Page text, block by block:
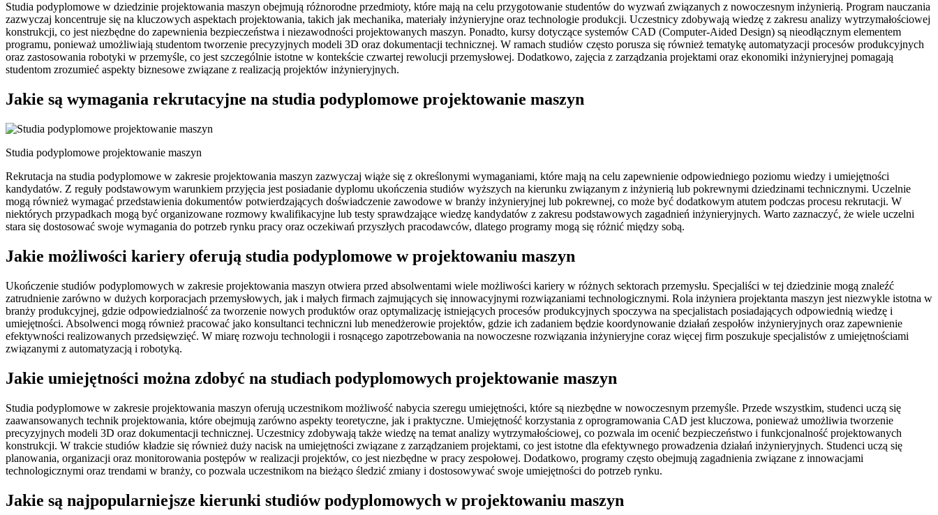
Studia podyplomowe w dziedzinie projektowania maszyn obejmują różnorodne przedmioty, które mają na celu przygotowanie studentów do wyzwań związanych z nowoczesnym inżynierią. Program nauczania
zazwyczaj koncentruje się na kluczowych aspektach projektowania, takich jak mechanika, materiały inżynieryjne oraz technologie produkcji. Uczestnicy zdobywają wiedzę z zakresu analizy wytrzymałościowej
konstrukcji, co jest niezbędne do zapewnienia bezpieczeństwa i niezawodności projektowanych maszyn. Ponadto, kursy dotyczące systemów CAD (Computer-Aided Design) są nieodłącznym elementem
programu, ponieważ umożliwiają studentom tworzenie precyzyjnych modeli 3D oraz dokumentacji technicznej. W ramach studiów często porusza się również tematykę automatyzacji procesów produkcyjnych
oraz zastosowania robotyki w przemyśle, co jest szczególnie istotne w kontekście czwartej rewolucji przemysłowej. Dodatkowo, zajęcia z zarządzania projektami oraz ekonomiki inżynieryjnej pomagają
studentom zrozumieć aspekty biznesowe związane z realizacją projektów inżynieryjnych.
Jakie są wymagania rekrutacyjne na studia podyplomowe projektowanie maszyn
Studia podyplomowe projektowanie maszyn
Rekrutacja na studia podyplomowe w zakresie projektowania maszyn zazwyczaj wiąże się z określonymi wymaganiami, które mają na celu zapewnienie odpowiedniego poziomu wiedzy i umiejętności
kandydatów. Z reguły podstawowym warunkiem przyjęcia jest posiadanie dyplomu ukończenia studiów wyższych na kierunku związanym z inżynierią lub pokrewnymi dziedzinami technicznymi. Uczelnie
mogą również wymagać przedstawienia dokumentów potwierdzających doświadczenie zawodowe w branży inżynieryjnej lub pokrewnej, co może być dodatkowym atutem podczas procesu rekrutacji. W
niektórych przypadkach mogą być organizowane rozmowy kwalifikacyjne lub testy sprawdzające wiedzę kandydatów z zakresu podstawowych zagadnień inżynieryjnych. Warto zaznaczyć, że wiele uczelni
stara się dostosować swoje wymagania do potrzeb rynku pracy oraz oczekiwań przyszłych pracodawców, dlatego programy mogą się różnić między sobą.
Jakie możliwości kariery oferują studia podyplomowe w projektowaniu maszyn
Ukończenie studiów podyplomowych w zakresie projektowania maszyn otwiera przed absolwentami wiele możliwości kariery w różnych sektorach przemysłu. Specjaliści w tej dziedzinie mogą znaleźć
zatrudnienie zarówno w dużych korporacjach przemysłowych, jak i małych firmach zajmujących się innowacyjnymi rozwiązaniami technologicznymi. Rola inżyniera projektanta maszyn jest niezwykle istotna w
branży produkcyjnej, gdzie odpowiedzialność za tworzenie nowych produktów oraz optymalizację istniejących procesów produkcyjnych spoczywa na specjalistach posiadających odpowiednią wiedzę i
umiejętności. Absolwenci mogą również pracować jako konsultanci techniczni lub menedżerowie projektów, gdzie ich zadaniem będzie koordynowanie działań zespołów inżynieryjnych oraz zapewnienie
efektywności realizowanych przedsięwzięć. W miarę rozwoju technologii i rosnącego zapotrzebowania na nowoczesne rozwiązania inżynieryjne coraz więcej firm poszukuje specjalistów z umiejętnościami
związanymi z automatyzacją i robotyką.
Jakie umiejętności można zdobyć na studiach podyplomowych projektowanie maszyn
Studia podyplomowe w zakresie projektowania maszyn oferują uczestnikom możliwość nabycia szeregu umiejętności, które są niezbędne w nowoczesnym przemyśle. Przede wszystkim, studenci uczą się
zaawansowanych technik projektowania, które obejmują zarówno aspekty teoretyczne, jak i praktyczne. Umiejętność korzystania z oprogramowania CAD jest kluczowa, ponieważ umożliwia tworzenie
precyzyjnych modeli 3D oraz dokumentacji technicznej. Uczestnicy zdobywają także wiedzę na temat analizy wytrzymałościowej, co pozwala im ocenić bezpieczeństwo i funkcjonalność projektowanych
konstrukcji. W trakcie studiów kładzie się również duży nacisk na umiejętności związane z zarządzaniem projektami, co jest istotne dla efektywnego prowadzenia działań inżynieryjnych. Studenci uczą się
planowania, organizacji oraz monitorowania postępów w realizacji projektów, co jest niezbędne w pracy zespołowej. Dodatkowo, programy często obejmują zagadnienia związane z innowacjami
technologicznymi oraz trendami w branży, co pozwala uczestnikom na bieżąco śledzić zmiany i dostosowywać swoje umiejętności do potrzeb rynku.
Jakie są najpopularniejsze kierunki studiów podyplomowych w projektowaniu maszyn